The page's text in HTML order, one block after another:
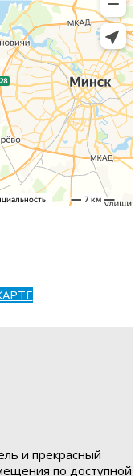
и прекрасный
по доступной